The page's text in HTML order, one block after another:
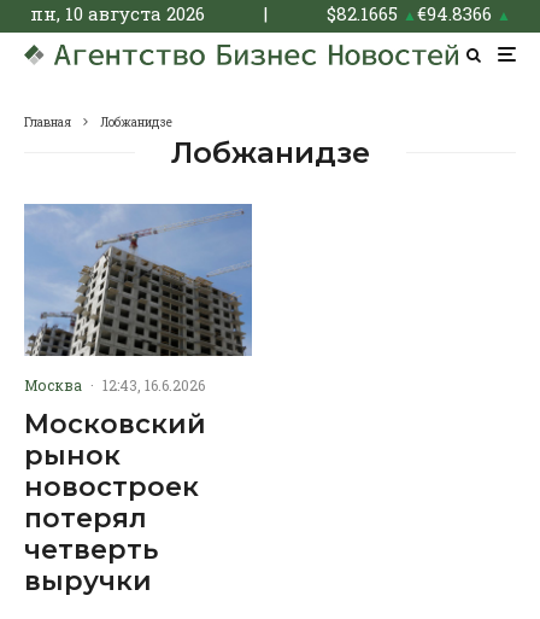
пн, 10 августа 2026 | $82.1665 ▲€94.8366 ▲
Главная Лобжанидзе
Лобжанидзе
Москва · 12:43, 16.6.2026
Московский
рынок
новостроек
потерял
четверть
выручки